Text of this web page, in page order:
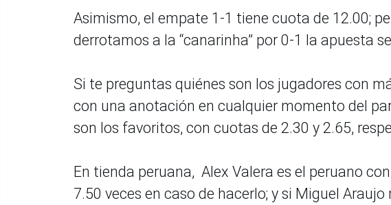
Asimismo, el empate 1-1 tiene cuota de 12.00;
derrotamos a la “canarinha” por 0-1 la apuesta
Si te preguntas quiénes son los jugadores con
con una anotación en cualquier momento del
son los favoritos, con cuotas de 2.30 y 2.65,
En tienda peruana, Alex Valera es el peruano
7.50 veces en caso de hacerlo; y si Miguel